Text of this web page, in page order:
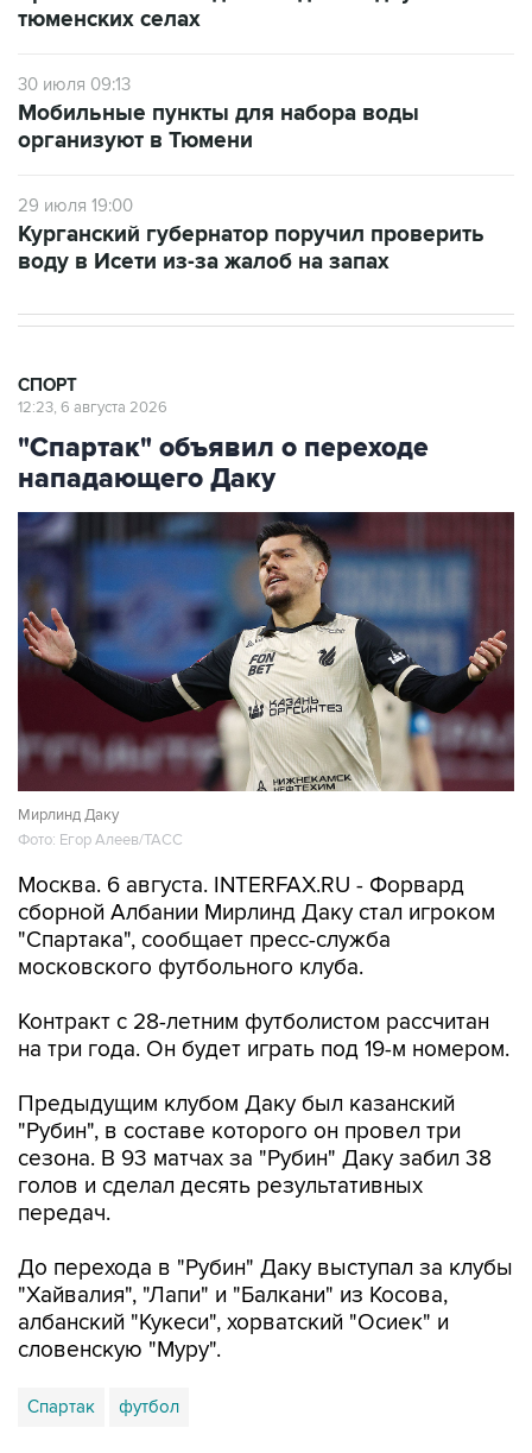
тюменских селах
30 июля 09:13
Мобильные пункты для набора воды
организуют в Тюмени
29 июля 19:00
Курганский губернатор поручил проверить
воду в Исети из-за жалоб на запах
СПОРТ
12:23, 6 августа 2026
"Спартак" объявил о переходе
нападающего Даку
Мирлинд Даку
Фото: Егор Алеев/ТАСС
Москва. 6 августа. INTERFAX.RU - Форвард
сборной Албании Мирлинд Даку стал игроком
"Спартака", сообщает пресс-служба
московского футбольного клуба.
Контракт с 28-летним футболистом рассчитан
на три года. Он будет играть под 19-м номером.
Предыдущим клубом Даку был казанский
"Рубин", в составе которого он провел три
сезона. В 93 матчах за "Рубин" Даку забил 38
голов и сделал десять результативных
передач.
До перехода в "Рубин" Даку выступал за клубы
"Хайвалия", "Лапи" и "Балкани" из Косова,
албанский "Кукеси", хорватский "Осиек" и
словенскую "Муру".
Спартак футбол